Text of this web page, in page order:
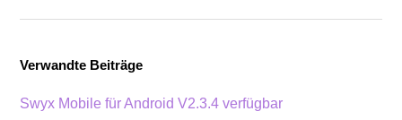
Verwandte Beiträge
Swyx Mobile für Android V2.3.4 verfügbar